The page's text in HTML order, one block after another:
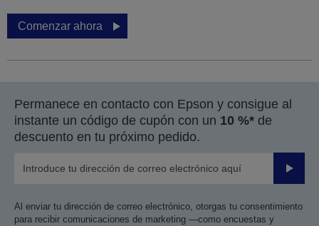
Comenzar ahora
Permanece en contacto con Epson y consigue al
instante un código de cupón con un 10 %* de
descuento en tu próximo pedido.
Enviar
Al enviar tu dirección de correo electrónico, otorgas tu consentimiento
para recibir comunicaciones de marketing —como encuestas y